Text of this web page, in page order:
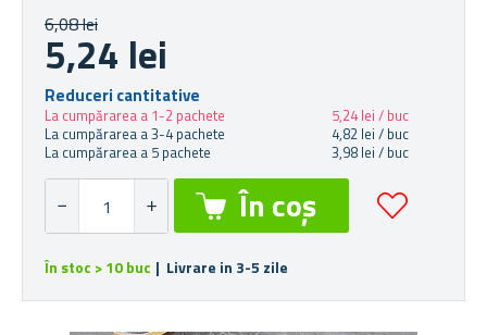
6,08 lei
5,24 lei
Reduceri cantitative
La cumpărarea a 1-2 pachete
5,24 lei / buc
La cumpărarea a 3-4 pachete
4,82 lei / buc
La cumpărarea a 5 pachete
3,98 lei / buc
În stoc > 10 buc | Livrare in 3-5 zile